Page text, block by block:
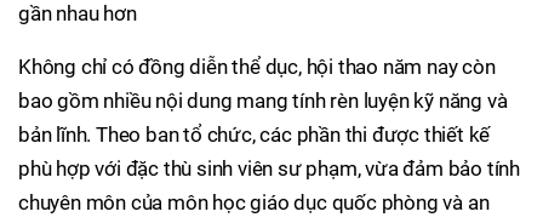
gần nhau hơn
Không chỉ có đồng diễn thể dục, hội thao năm nay còn
bao gồm nhiều nội dung mang tính rèn luyện kỹ năng và
bản lĩnh. Theo ban tổ chức, các phần thi được thiết kế
phù hợp với đặc thù sinh viên sư phạm, vừa đảm bảo tính
chuyên môn của môn học giáo dục quốc phòng và an